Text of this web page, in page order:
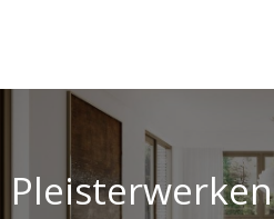
Pleisterwerken